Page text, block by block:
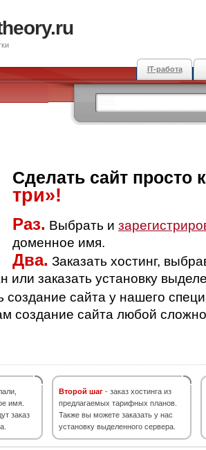
IT-работа
Сделать сайт просто
три»!
Раз. Выбрать и
доменное имя.
Два. Заказать хостинг,
или заказать установку
создание сайта у нашего
создание сайта любой
имя.
заказ
Второй шаг - заказ хостинга из
предлагаемых тарифных планов.
Также вы можете заказать у нас
установку выделенного сервера.